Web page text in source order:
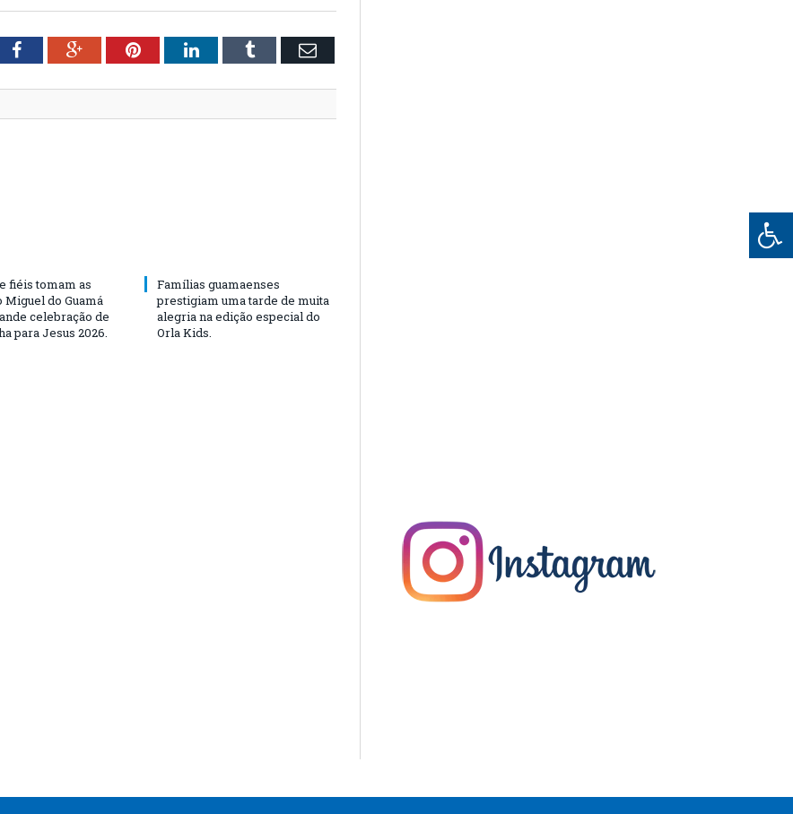
FacebookGoogle+PinterestLinkedInTumblr Email
fiéis tomam as
Miguel do Guamá
celebração de
para Jesus 2026.
Famílias guamaenses
prestigiam uma tarde de muita
alegria na edição especial do
Orla Kids.